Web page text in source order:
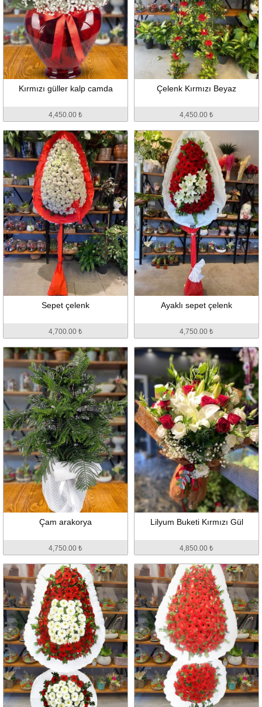
Kırmızı güller kalp camda
4,450.00 ₺
Çelenk Kırmızı Beyaz
4,450.00 ₺
Sepet çelenk
4,700.00 ₺
Ayaklı sepet çelenk
4,750.00 ₺
Çam arakorya
4,750.00 ₺
Lilyum Buketi Kırmızı Gül
4,850.00 ₺